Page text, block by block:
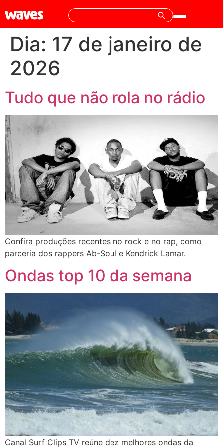
Dia: 17 de janeiro de
2026
Tudo que não rola no rádio
Confira produções recentes no rock e no rap, como
parceria dos rappers Ab-Soul e Kendrick Lamar.
Ondas top 10 da semana
Canal Surf Clips TV reúne dez melhores ondas da